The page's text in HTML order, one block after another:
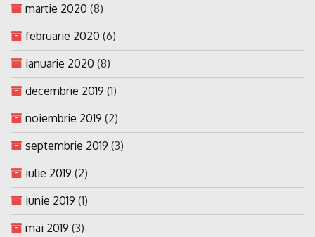
martie 2020 (8)
februarie 2020 (6)
ianuarie 2020 (8)
decembrie 2019 (1)
noiembrie 2019 (2)
septembrie 2019 (3)
iulie 2019 (2)
iunie 2019 (1)
mai 2019 (3)